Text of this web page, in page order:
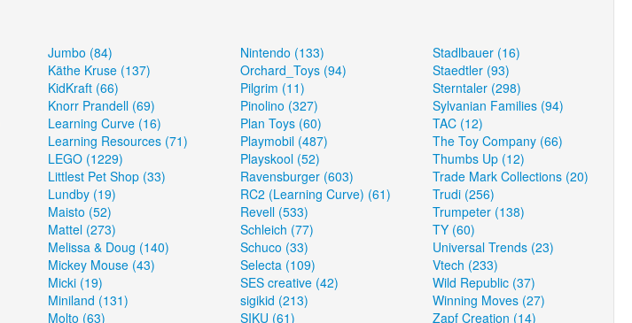
Jumbo (84)
Käthe Kruse (137)
KidKraft (66)
Knorr Prandell (69)
Learning Curve (16)
Learning Resources (71)
LEGO (1229)
Littlest Pet Shop (33)
Lundby (19)
Maisto (52)
Mattel (273)
Melissa & Doug (140)
Mickey Mouse (43)
Micki (19)
Miniland (131)
Molto (63)
Nintendo (133)
Orchard_Toys (94)
Pilgrim (11)
Pinolino (327)
Plan Toys (60)
Playmobil (487)
Playskool (52)
Ravensburger (603)
RC2 (Learning Curve) (61)
Revell (533)
Schleich (77)
Schuco (33)
Selecta (109)
SES creative (42)
sigikid (213)
SIKU (61)
Stadlbauer (16)
Staedtler (93)
Sterntaler (298)
Sylvanian Families (94)
TAC (12)
The Toy Company (66)
Thumbs Up (12)
Trade Mark Collections (20)
Trudi (256)
Trumpeter (138)
TY (60)
Universal Trends (23)
Vtech (233)
Wild Republic (37)
Winning Moves (27)
Zapf Creation (14)